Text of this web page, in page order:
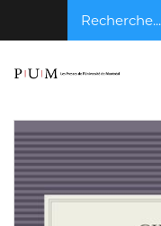
Recherche...